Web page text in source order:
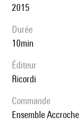
2015
durée
10min
éditeur
Ricordi
Commande
Ensemble